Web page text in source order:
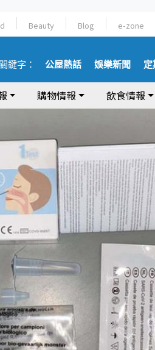
Beauty Blog e-zone
鍵字： 公屋熱話 娛樂新聞 定
購物情報 飲食情報